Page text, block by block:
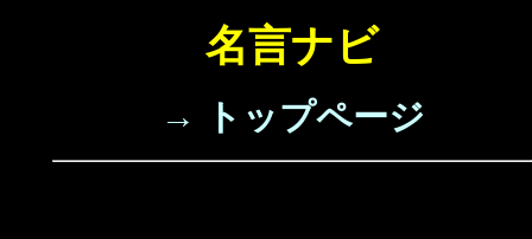
名言ナビ
→ トップページ